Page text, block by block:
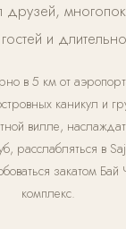
друзей,
и
в 5 км от
каникул и
вилле,
расслабляться в
закатом
комплекс.